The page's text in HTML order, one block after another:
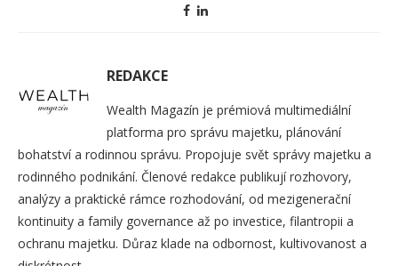
REDAKCE
Wealth Magazín je prémiová multimediální
platforma pro správu majetku, plánování
bohatství a rodinnou správu. Propojuje svět správy majetku a
rodinného podnikání. Členové redakce publikují rozhovory,
analýzy a praktické rámce rozhodování, od mezigenerační
kontinuity a family governance až po investice, filantropii a
ochranu majetku. Důraz klade na odbornost, kultivovanost a